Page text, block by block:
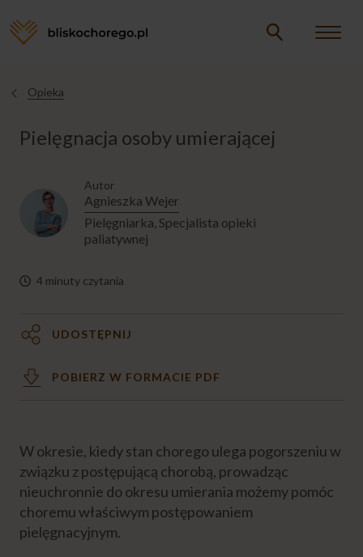
Opieka
CHORY W DOMU
CHORY W ŁÓŻKU
MYCIE CHOREGO
DOLEGLIWOŚCI
ŻYWIENIE CHOREGO
DIETA CHOREGO
FIZJOTERAPIA CHOREGO
tutaj
Opieka
Pielęgnacja osoby umierającej
Autor
Agnieszka Wejer
Pielęgniarka, Specjalista opieki
paliatywnej
4 minuty czytania
UDOSTĘPNIJ
POBIERZ W FORMACIE PDF
W okresie, kiedy stan chorego ulega pogorszeniu w
związku z postępującą chorobą, prowadząc
nieuchronnie do okresu umierania możemy pomóc
choremu właściwym postępowaniem
pielęgnacyjnym.